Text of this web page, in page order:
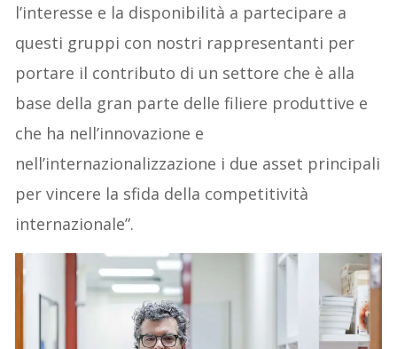
l’interesse e la disponibilità a partecipare a
questi gruppi con nostri rappresentanti per
portare il contributo di un settore che è alla
base della gran parte delle filiere produttive e
che ha nell’innovazione e
nell’internazionalizzazione i due asset principali
per vincere la sfida della competitività
internazionale”.